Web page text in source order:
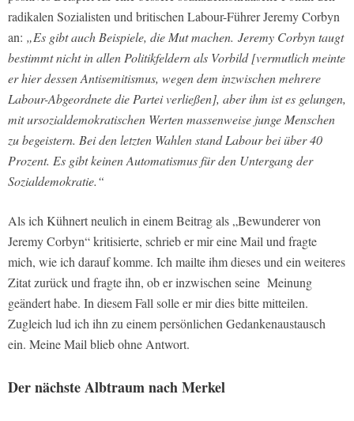
radikalen Sozialisten und britischen Labour-Führer Jeremy Corbyn
an: „Es gibt auch Beispiele, die Mut machen. Jeremy Corbyn taugt
bestimmt nicht in allen Politikfeldern als Vorbild [vermutlich meinte
er hier dessen Antisemitismus, wegen dem inzwischen mehrere
Labour-Abgeordnete die Partei verließen], aber ihm ist es gelungen,
mit ursozialdemokratischen Werten massenweise junge Menschen
zu begeistern. Bei den letzten Wahlen stand Labour bei über 40
Prozent. Es gibt keinen Automatismus für den Untergang der
Sozialdemokratie.“
Als ich Kühnert neulich in einem Beitrag als „Bewunderer von
Jeremy Corbyn“ kritisierte, schrieb er mir eine Mail und fragte
mich, wie ich darauf komme. Ich mailte ihm dieses und ein weiteres
Zitat zurück und fragte ihn, ob er inzwischen seine Meinung
geändert habe. In diesem Fall solle er mir dies bitte mitteilen.
Zugleich lud ich ihn zu einem persönlichen Gedankenaustausch
ein. Meine Mail blieb ohne Antwort.
Der nächste Albtraum nach Merkel